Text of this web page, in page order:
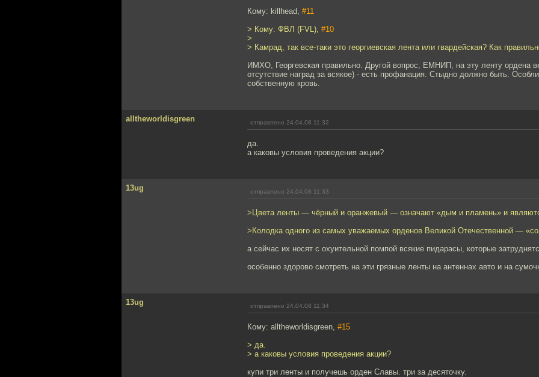
Кому: killhead, #11
> Кому: ФВЛ (FVL), #10
>
> Камрад, так все-таки это георгиевская лента или гвардейская? Как
ИМХО, Георгевская правильно. Другой вопрос, ЕМНИП, на эту ленту ордена
отсутствие наград за всякое) - есть профанация. Стыдно должно быть.
собственную кровь.
alltheworldisgreen отправлено 24.04.08 11:32
да.
а каковы условия проведения акции?
13ug отправлено 24.04.08 11:33
>Цвета ленты — чёрный и оранжевый — означают «дым и пламень» и
>Колодка одного из самых уважаемых орденов Великой Отечественной —
а сейчас их носят с охуительной помпой всякие пидарасы, которые
особенно здорово смотреть на эти грязные ленты на антеннах авто и на
13ug отправлено 24.04.08 11:34
Кому: alltheworldisgreen, #15
> да.
> а каковы условия проведения акции?
купи три ленты и получешь орден Славы. три за десяточку.